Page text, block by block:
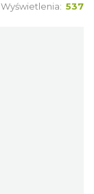
Wyświetlenia: 537